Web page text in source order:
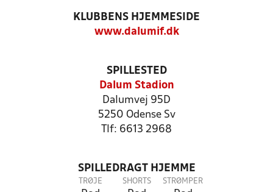
KLUBBENS HJEMMESIDE
www.dalumif.dk
SPILLESTED
Dalum Stadion
Dalumvej 95D
5250 Odense Sv
Tlf: 6613 2968
SPILLEDRAGT HJEMME
TRØJE SHORTS STRØMPER